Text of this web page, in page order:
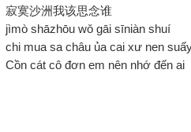
寂寞沙洲我该思念谁
jìmò shāzhōu wǒ gāi sīniàn shuí
chi mua sa châu ủa cai xư nen
Cồn cát cô đơn em nên nhớ đến ai